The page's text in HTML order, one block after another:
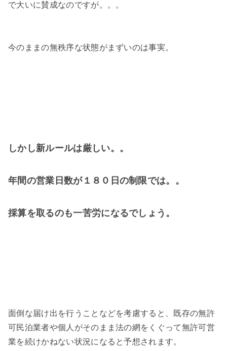
で大いに賛成なのですが。。。
今のままの無秩序な状態がまずいのは事実。
しかし新ルールは厳しい。。
年間の営業日数が１８０日の制限では。。
採算を取るのも一苦労になるでしょう。
面倒な届け出を行うことなどを考慮すると、既存の無許
可民泊業者や個人がそのまま法の網をくぐって無許可営
業を続けかねない状況になると予想されます。